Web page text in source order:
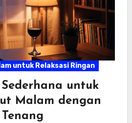
untuk Relaksasi Ringan
untuk
Malam dengan
Tenang